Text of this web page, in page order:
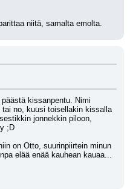
niitä, samalta emolta.
kissanpentu. Nimi
no, kuusi toisellakin kissalla
jonnekkin piloon,
;D
on Otto, suurinpiirtein minun
elää enää kauhean kauaa...